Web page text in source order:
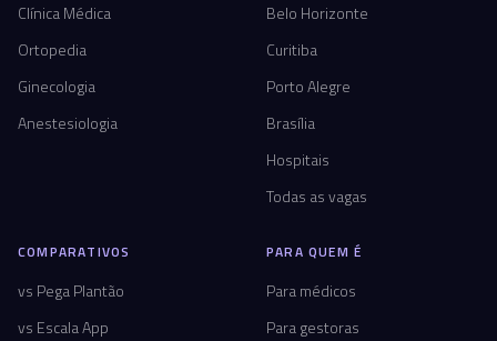
Clínica Médica
Ortopedia
Ginecologia
Anestesiologia
Belo Horizonte
Curitiba
Porto Alegre
Brasília
Hospitais
Todas as vagas
COMPARATIVOS
vs Pega Plantão
vs Escala App
PARA QUEM É
Para médicos
Para gestoras